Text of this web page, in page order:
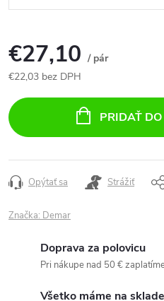
€27,10 / pár
€22,03 bez DPH
cena:
PRIDAŤ
Opýtať sa Strážiť
Značka: Demar
Doprava za polovicu
Pri nákupe nad 50 €
Všetko máme na sklade